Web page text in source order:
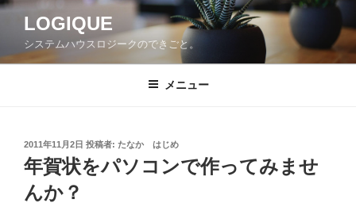
コ
ン
LOGIQUE
システムハウスロジークのできごと。
メニュー
投
稿
日:
2011年11月2日 投稿者: たなか はじめ
年賀状をパソコンで作ってみませ
んか？